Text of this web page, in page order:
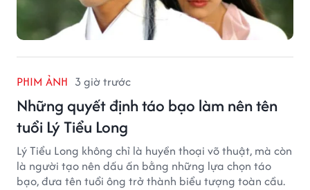
PHIM ẢNH 3 giờ trước
Những quyết định táo bạo làm nên tên
tuổi Lý Tiểu Long
Lý Tiểu Long không chỉ là huyền thoại võ thuật, mà còn
là người tạo nên dấu ấn bằng những lựa chọn táo
bạo, đưa tên tuổi ông trở thành biểu tượng toàn cầu.